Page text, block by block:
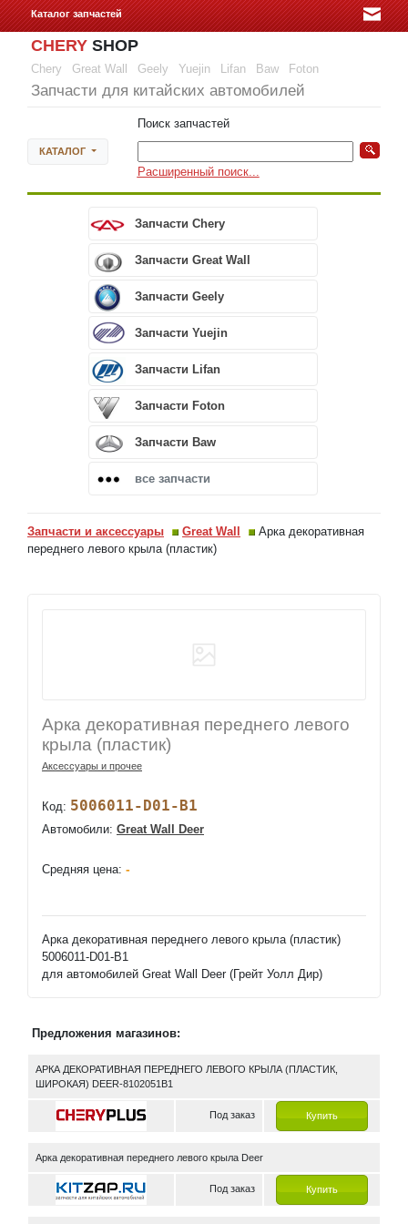
Каталог запчастей
CHERY SHOP
Chery Great Wall Geely Yuejin Lifan Baw Foton
Запчасти для китайских автомобилей
КАТАЛОГ
Поиск запчастей
Расширенный поиск...
Запчасти Chery
Запчасти Great Wall
Запчасти Geely
Запчасти Yuejin
Запчасти Lifan
Запчасти Foton
Запчасти Baw
все запчасти
Запчасти и аксессуары Great Wall
Арка декоративная
переднего левого крыла (пластик)
Арка декоративная переднего левого
крыла (пластик)
Аксессуары и прочее
Код: 5006011-D01-B1
Автомобили: Great Wall Deer
Средняя цена: -
Арка декоративная переднего левого крыла (пластик)
5006011-D01-B1
для автомобилей Great Wall Deer (Грейт Уолл Дир)
Предложения магазинов:
АРКА ДЕКОРАТИВНАЯ ПЕРЕДНЕГО ЛЕВОГО КРЫЛА (ПЛАСТИК,
ШИРОКАЯ) DEER-8102051B1
Под заказ Купить
Арка декоративная переднего левого крыла Deer
Под заказ Купить